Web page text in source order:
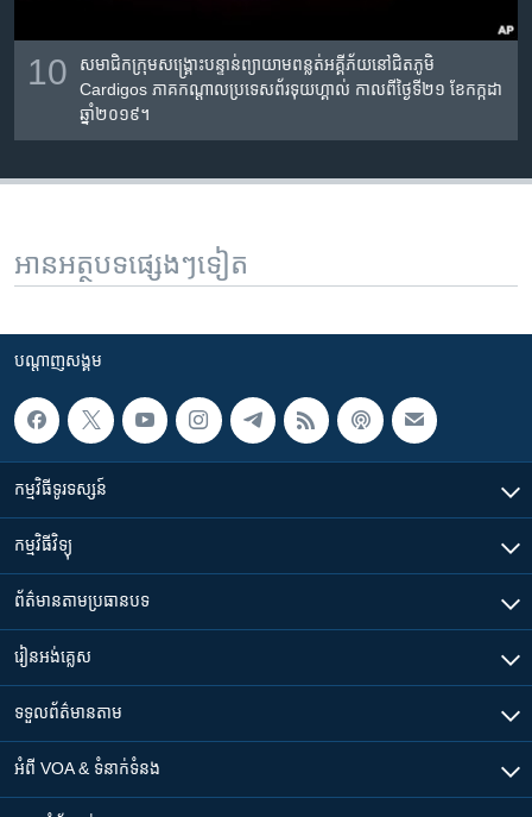
10
​សមាជិក​ក្រុម​សង្រ្គោះបន្ទាន់​ព្យាយាម​ពន្លត់​អគ្គីភ័យ​នៅ​ជិត​ភូមិ
Cardigos ភាគ​កណ្តាល​ប្រទេស​ព័រទុយហ្គាល់​ កាល​​ពី​ថ្ងៃ​ទី២១ ខែ​កក្កដា
ឆ្នាំ​២០១៩។
អានអត្ថបទផ្សេងៗទៀត
បណ្តាញ​សង្គម
កម្មវិធី​ទូរទស្សន៍
កម្មវិធី​វិទ្យុ
ព័ត៌មាន​តាមប្រធានបទ​
រៀន​​អង់គ្លេស
ទទួល​ព័ត៌មាន​តាម
អំពី​ VOA & ទំនាក់ទំនង